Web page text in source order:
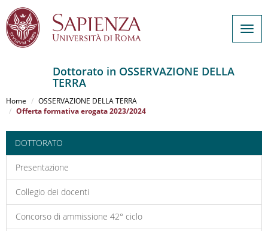
al
contenuto
Dottorato in OSSERVAZIONE DELLA
TERRA
Home
OSSERVAZIONE DELLA TERRA
Offerta formativa erogata 2023/2024
DOTTORATO
Presentazione
Collegio dei docenti
Concorso di ammissione 42° ciclo